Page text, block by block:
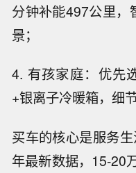
分钟补能497公里，
景；
4. 有孩家庭：优先
+银离子冷暖箱，细
买车的核心是服务
年最新数据，15-20